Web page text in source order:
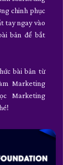
chinh phục
tay ngay vào
bản để bắt
bài bản từ
Marketing
Marketing